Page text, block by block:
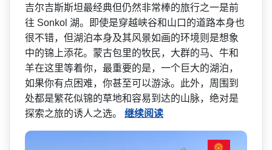
吉尔吉斯斯坦最经典但仍然非­常棒的旅行之一是前
往 Sonkol 湖。即使是穿越峡谷和山口的­道路本身也
很不错，但湖泊本身及其风景如画的环境则­是想象
中的锦上添花。蒙古包里的牧民，大群的马、牛­和
羊在这里等着你，最重要的是，一个巨大的湖泊，
如­果你有点困难，你甚至可以游泳。此外，周围到
处都是­繁花似锦的草地和容易到达的山脉，绝对是
探索之旅的­诱人之选。 继续阅读